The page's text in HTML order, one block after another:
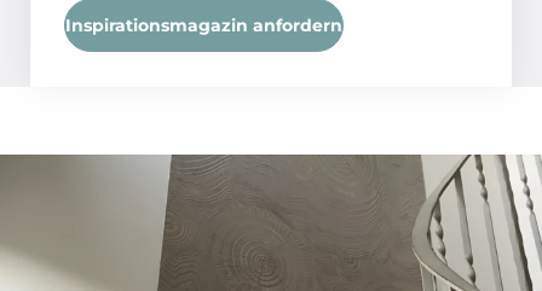
Inspirationsmagazin anfordern